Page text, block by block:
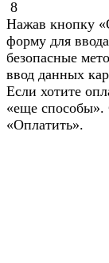
8
Нажав кнопку
форму для
безопасные
ввод данных
Если хотите
«еще способы».
«Оплатить».